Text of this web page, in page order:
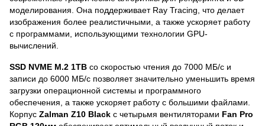
моделирования. Она поддерживает Ray Tracing, что делает
изображения более реалистичными, а также ускоряет работу
с программами, использующими технологии GPU-
вычислений.
SSD NVME M.2 1TB со скоростью чтения до 7000 МБ/с и
записи до 6000 МБ/с позволяет значительно уменьшить время
загрузки операционной системы и программного
обеспечения, а также ускоряет работу с большими файлами.
Корпус Zalman Z10 Black с четырьмя вентиляторами Fan Pro